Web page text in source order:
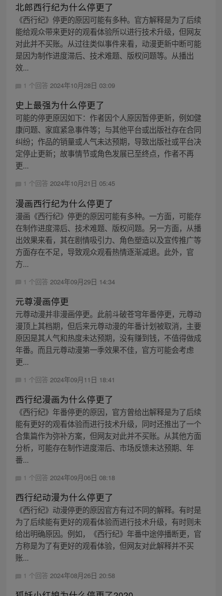
北郎西行纪为什么停更了
《西行纪》停更的原因可能有多种。官方解释是为了后续
能给观众带来更好的观看体验所以进行技术升级，但网友
对此并不买账。从过往类似事件来看，动漫更新中断可能
是因为制作进度滞后、技术难题、版权问题等。从播出
效...
1 个回答 2024年10月28日 03:09
史上最强为什么停更了
可能的停更原因如下：作者因个人原因暂停更新，例如健
康问题、家庭紧急事件等；与其他平台或出版社存在合同
纠纷；作品的销量或人气未达预期，导致出版社或平台决
定停止更新；故事情节或角色发展已至终点，作者不再
更...
1 个回答 2024年10月21日 05:45
漫画西行纪为什么停更了
漫画《西行纪》停更的原因可能有多种。一方面，可能存
在制作进度滞后、技术难题、版权问题。另一方面，从播
出效果来看，其在剧情吸引力、角色塑造以及宣传推广等
方面存在不足，导致观众观看热情逐渐减退。此外，官
方...
1 个回答 2024年09月29日 14:34
元尊漫画停更
元尊动漫并非漫画停更。此前斗破苍穹年番停更，元尊动
漫顶上其档期，但后来元尊动漫的年番计划被取消，主要
原因是其人气和热度未达预期，没有赚到钱，不值得做成
年番。而且元尊动漫第一季效果不佳，官方可能会考虑
更...
1 个回答 2024年09月11日 18:41
西行纪漫画为什么停更了
《西行纪》年番停更的原因，官方曾给出解释是为了后续
能有更好的观看体验而进行技术升级，同时还推出了一个
合集篇作为弥补方案，但网友对此并不买账。从其他方面
分析，可能存在制作进度滞后、市场反馈未达预期、年
番...
1 个回答 2024年09月06日 08:18
西行纪动漫为什么停更了
《西行纪》动漫停更的原因官方有过不同的解释。有时是
为了后续能有更好的观看体验而进行技术升级，有时则未
给出明确原因。例如，《西行纪》年番中途停播断更，官
方称是为了有更好的观看体验，但网友对此解释并不买
账...
1 个回答 2024年08月26日 20:58